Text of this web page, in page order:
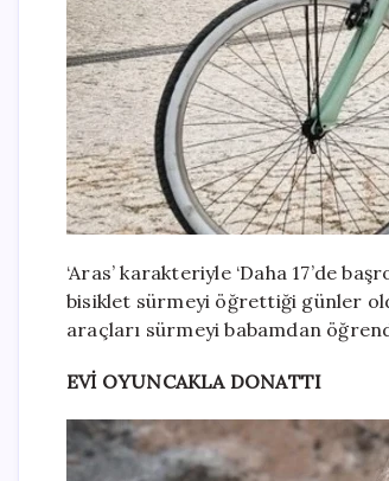
‘Aras’ karakteriyle ‘Daha 17’de
bisiklet sürmeyi öğrettiği günler
araçları sürmeyi babamdan
EVİ OYUNCAKLA DONATTI